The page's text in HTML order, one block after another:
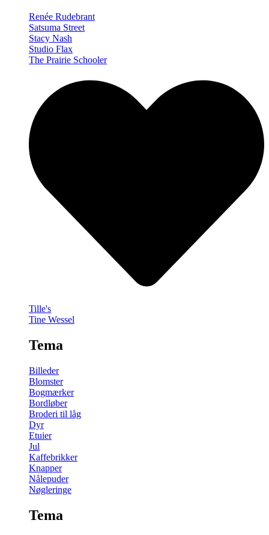
Renée Rudebrant
Satsuma Street
Stacy Nash
Studio Flax
The Prairie Schooler
Tille's
Tine Wessel
Tema
Billeder
Blomster
Bogmærker
Bordløber
Broderi til låg
Dyr
Etuier
Jul
Kaffebrikker
Knapper
Nålepuder
Nøgleringe
Tema